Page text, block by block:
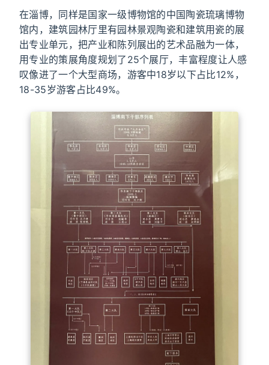
在淄博，同样是国家一级博物馆的中国陶瓷琉璃博物
馆内，建筑园林厅里有园林景观陶瓷和建筑用瓷的展
出专业单元，把产业和陈列展出的艺术品融为一体，
用专业的策展角度规划了25个展厅，丰富程度让人感
叹像进了一个大型商场，游客中18岁以下占比12%，
18-35岁游客占比49%。